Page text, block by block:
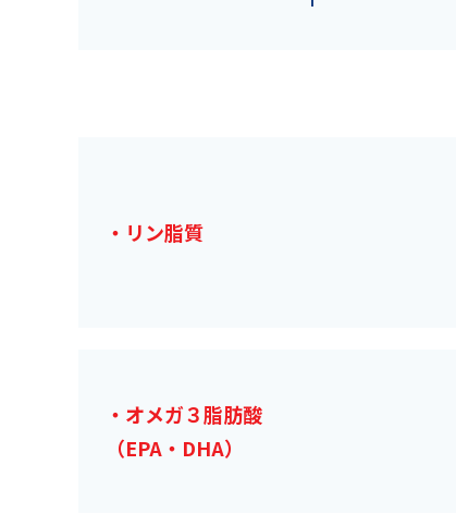
・リン脂質
・オメガ３脂肪酸
（EPA・DHA）